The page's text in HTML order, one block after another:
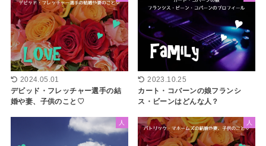
2024.05.01
デビッド・フレッチャー選手の結
婚や妻、子供のこと♡
2023.10.25
カート・コバーンの娘フランシ
ス・ビーンはどんな人？
人 人